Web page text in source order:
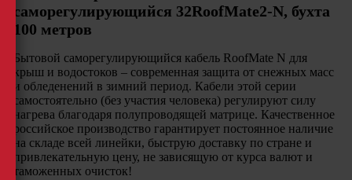
саморегулирующийся 32RoofMate2-N, бухта
100 метров
Бытовой саморегулирующийся кабель RoofMate N для
крыш и водостоков – современная защита от снежных масс
и обледенений в зимний период. Кабели этой серии
самостоятельно (без участия человека) регулируют силу
нагрева благодаря полупроводящей матрице. Качественное
российское производство гарантирует постоянное наличие
на складе всей линейки, быструю доставку по стране и
привлекательную цену, не зависящую от курса валют и
таможенных очисток!